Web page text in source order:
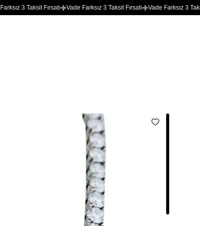
Fırsatı Vade Farksız 3 Taksit Fırsatı Vade Farksız 3 Taksit Fırsatı